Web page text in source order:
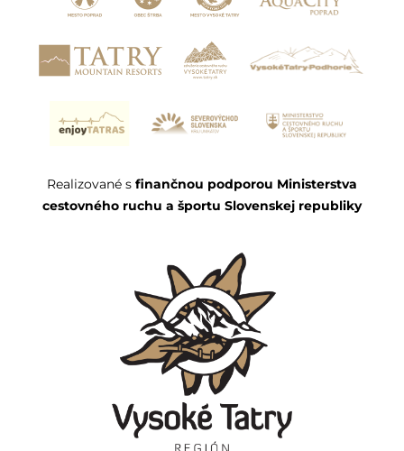
Realizované s finančnou podporou Ministerstva
cestovného ruchu a športu Slovenskej republiky